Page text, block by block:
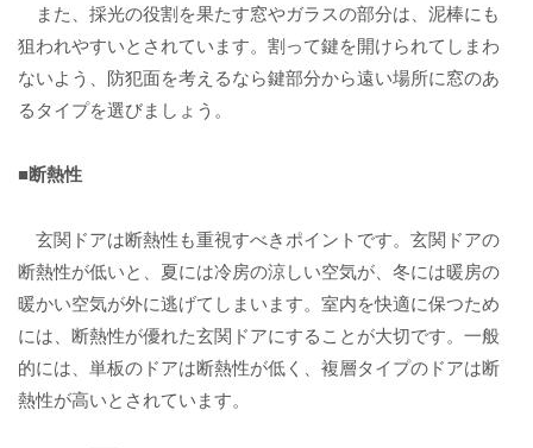
また、採光の役割を果たす窓やガラスの部分は、泥棒にも
狙われやすいとされています。割って鍵を開けられてしまわ
ないよう、防犯面を考えるなら鍵部分から遠い場所に窓のあ
るタイプを選びましょう。
■断熱性
玄関ドアは断熱性も重視すべきポイントです。玄関ドアの
断熱性が低いと、夏には冷房の涼しい空気が、冬には暖房の
暖かい空気が外に逃げてしまいます。室内を快適に保つため
には、断熱性が優れた玄関ドアにすることが大切です。一般
的には、単板のドアは断熱性が低く、複層タイプのドアは断
熱性が高いとされています。